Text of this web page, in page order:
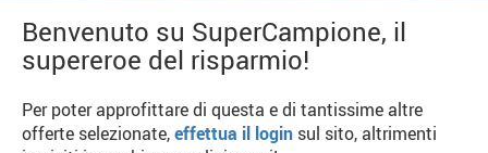
Benvenuto su SuperCampione, il
supereroe del risparmio!
Per poter approfittare di questa e di tantissime altre
offerte selezionate,effettua il login sul sito, altrimenti